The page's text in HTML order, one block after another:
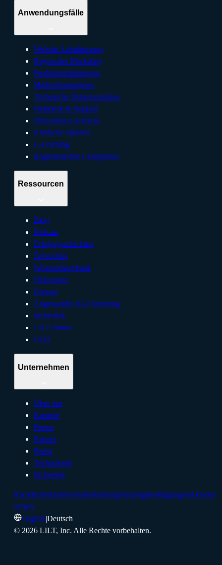
Anwendungsfälle
Website-Lokalisierung
Regionales Marketing
Produkteinführungen
Markenkampagnen
Technische Dokumentation
Helpdesk & Support
Professional Services
Klinische Studien
E-Learning
Regulatorische Compliance
Ressourcen
Blog
Podcast
Erfolgsgeschichten
Entwickler
Wissensdatenbank
Hilfecenter
Glossar
Angewandte KI-Forschung
Sicherheit
LILT Status
FAQ
Unternehmen
Über uns
Karriere
Presse
Partner
Preise
Technologie
Sicherheit
RechtlichesDatenschutzerklärungNutzungsbedingungenAktuelle
Seiten
English|Deutsch
© 2026 LILT, Inc. Alle Rechte vorbehalten.